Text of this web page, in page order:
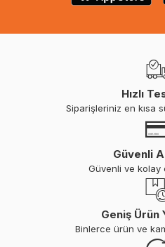
Hızlı
Siparişleriniz en kısa
Güvenli
Güvenli ve kolay
Geniş Ürün
Binlerce ürün ve